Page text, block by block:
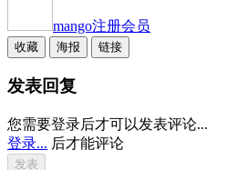
mango注册会员
收藏 海报 链接
发表回复
您需要登录后才可以发表评论...
登录... 后才能评论